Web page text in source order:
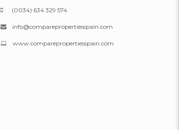
(0034) 634 329 574
info@comparepropertiesspain.com
www.comparepropertiesspain.com